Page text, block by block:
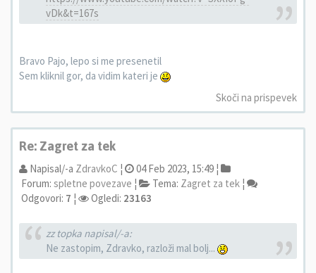
vDk&t=167s
Bravo Pajo, lepo si me presenetil
Sem kliknil gor, da vidim kateri je
Skoči na prispevek
Re: Zagret za tek
Napisal/-a ZdravkoC ¦
04 Feb 2023, 15:49 ¦
Forum: spletne povezave ¦ Tema: Zagret za tek ¦
Odgovori: 7 ¦ Ogledi: 23163
zz topka napisal/-a:
Ne zastopim, Zdravko, razloži mal bolj...